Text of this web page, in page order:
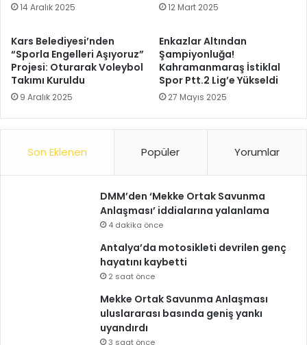
14 Aralık 2025 12 Mart 2025
Kars Belediyesi’nden
“Sporla Engelleri Aşıyoruz”
Projesi: Oturarak Voleybol
Takımı Kuruldu
9 Aralık 2025
Enkazlar Altından
Şampiyonluğa!
Kahramanmaraş İstiklal
Spor Ptt.2 Lig’e Yükseldi
27 Mayıs 2025
Son Eklenen Popüler Yorumlar
DMM’den ‘Mekke Ortak Savunma
Anlaşması’ iddialarına yalanlama
4 dakika önce
Antalya’da motosikleti devrilen genç
hayatını kaybetti
2 saat önce
Mekke Ortak Savunma Anlaşması
uluslararası basında geniş yankı
uyandırdı
3 saat önce